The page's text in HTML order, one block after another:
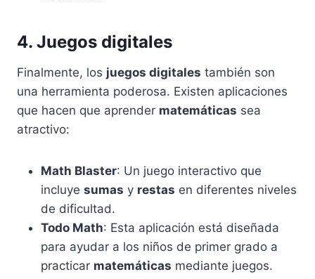
4. Juegos digitales
Finalmente, los juegos digitales también son
una herramienta poderosa. Existen aplicaciones
que hacen que aprender matemáticas sea
atractivo:
Math Blaster: Un juego interactivo que
incluye sumas y restas en diferentes niveles
de dificultad.
Todo Math: Esta aplicación está diseñada
para ayudar a los niños de primer grado a
practicar matemáticas mediante juegos.